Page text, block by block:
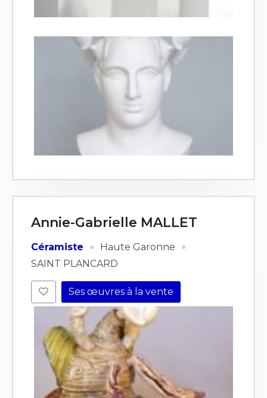
Annie-Gabrielle MALLET
Céramiste · Haute Garonne ·
SAINT PLANCARD
Ses œuvres à la vente